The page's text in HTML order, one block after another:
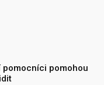
pomocníci pomohou